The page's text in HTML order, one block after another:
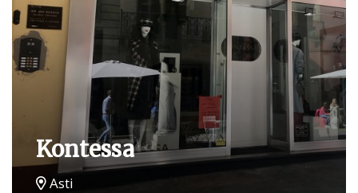
Kontessa
Asti